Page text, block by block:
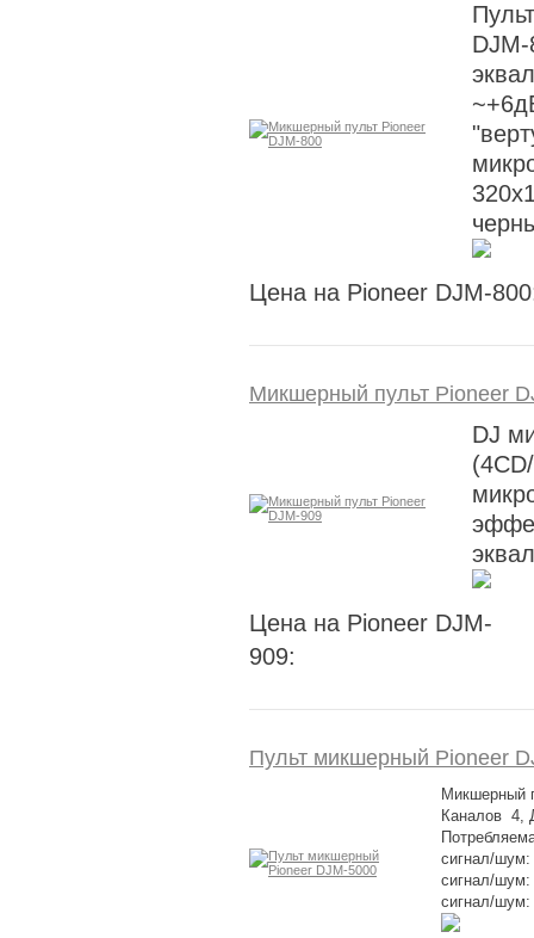
Цена на Pioneer DJM-
Микшерный пульт Pioneer
DJ
Цена на Pioneer DJM-
909:
Пульт микшерный Pioneer
Микшерный
Каналов 4,
сигнал/
сигнал/
сигнал/